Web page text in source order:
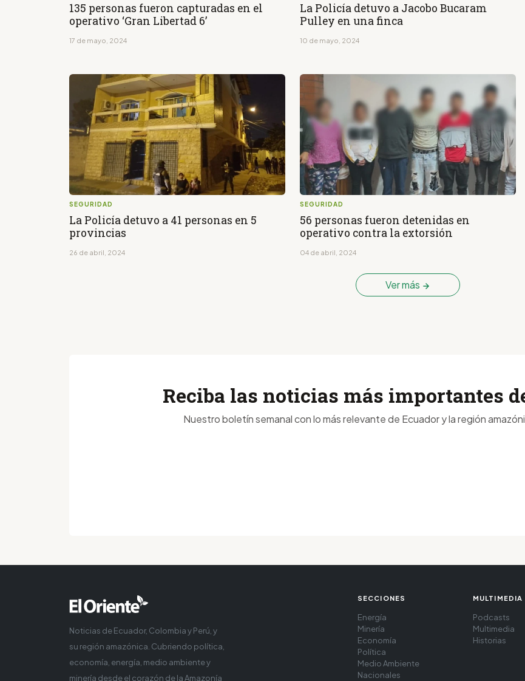
135 personas fueron capturadas en el
operativo ‘Gran Libertad 6’
17 de mayo, 2024
La Policía detuvo a Jacobo Bucaram
Pulley en una finca
10 de mayo, 2024
SEGURIDAD
La Policía detuvo a 41 personas en 5
provincias
26 de abril, 2024
SEGURIDAD
56 personas fueron detenidas en
operativo contra la extorsión
04 de abril, 2024
Ver más
Reciba las noticias más importantes
Nuestro boletín semanal con lo más relevante de Ecuador y la región
Noticias de Ecuador, Colombia y Perú, y
su región amazónica. Cubriendo política,
economía, energía, medio ambiente y
minería desde el corazón de la Amazonía
SECCIONES
Energía
Minería
Economía
Política
Medio Ambiente
Nacionales
MULTIMEDIA
Podcasts
Multimedia
Historias